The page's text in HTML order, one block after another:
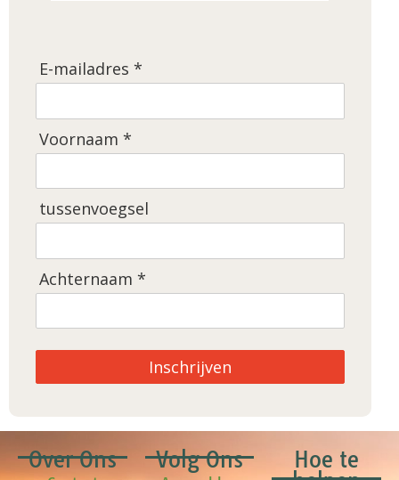
E-mailadres *
Voornaam *
tussenvoegsel
Achternaam *
Inschrijven
Over Ons Volg Ons
Hoe te